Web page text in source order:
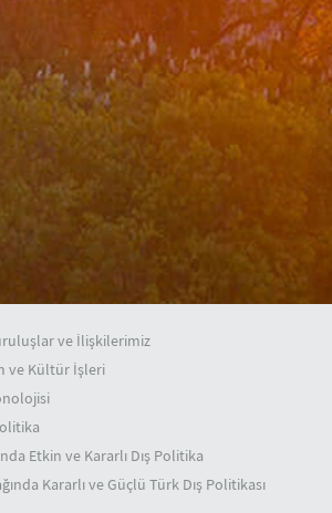
ve İlişkilerimiz
ve Kültür İşleri
Etkin ve Kararlı Dış Politika
Kararlı ve Güçlü Türk Dış Politikası